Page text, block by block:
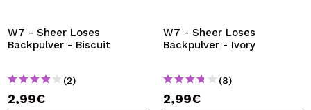
W7 - Sheer Loses
Backpulver - Biscuit
(2)
2,99€
W7 - Sheer Loses
Backpulver - Ivory
(8)
2,99€